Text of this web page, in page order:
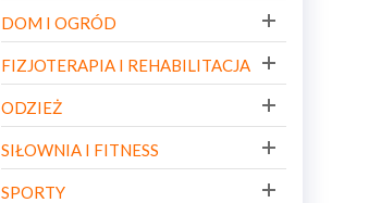
DOM I OGRÓD
FIZJOTERAPIA I REHABILITACJA
ODZIEŻ
SIŁOWNIA I FITNESS
SPORTY